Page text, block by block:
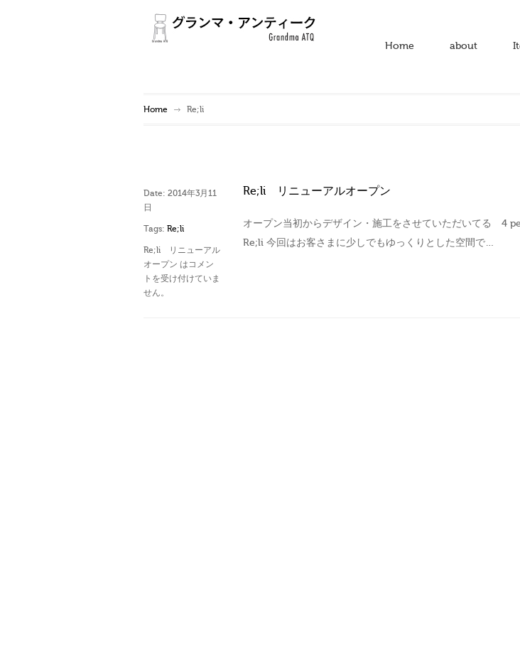
Home about
Home Re;li
Date: 2014年3月11
日
Tags: Re;li
Re;li リニューアル
オープン は コメン
トを受け付けていま
せん。
Re;li リニューアルオープン
オープン当初からデザイン・施工をさせていただいてる 4
Re;li 今回はお客さまに少しでもゆっくりとした空間で…